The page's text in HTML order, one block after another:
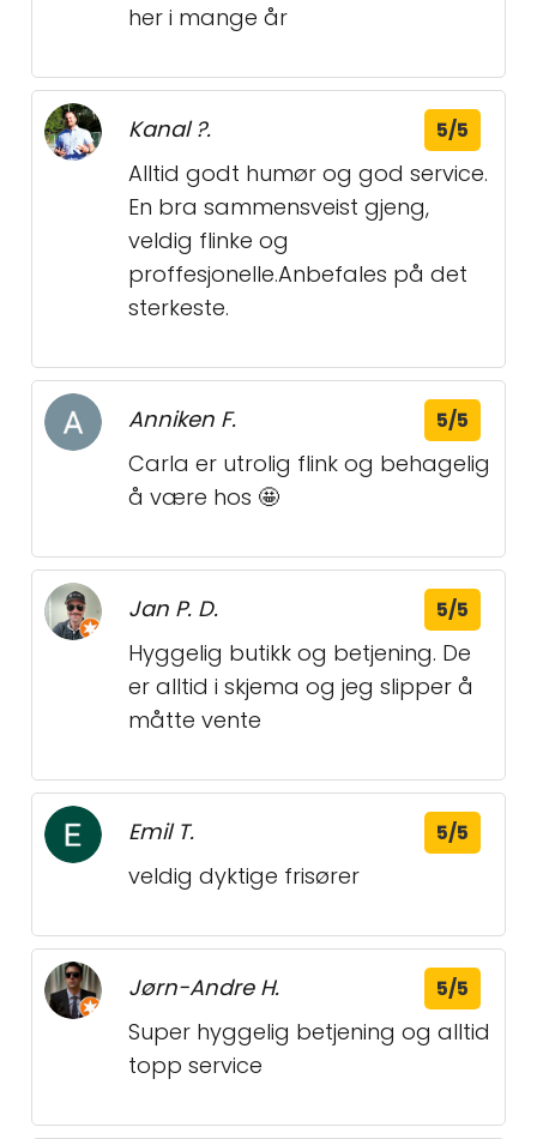
her i mange år
Kanal ?. 5/5
Alltid godt humør og god service.
En bra sammensveist gjeng,
veldig flinke og
proffesjonelle.Anbefales på det
sterkeste.
Anniken F. 5/5
Carla er utrolig flink og behagelig
å være hos 🤩
Jan P. D. 5/5
Hyggelig butikk og betjening. De
er alltid i skjema og jeg slipper å
måtte vente
Emil T. 5/5
veldig dyktige frisører
Jørn-Andre H. 5/5
Super hyggelig betjening og alltid
topp service